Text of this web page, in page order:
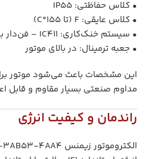
• کلاس حفاظتی: IP55
• کلاس عایقی: F (تا 155°C)
• سیستم خنک‌کاری: IC411 – فن‌دار با تهویه سطحی
• جعبه ترمینال: در بالای موتور
این مشخصات باعث می‌شود موتور
مداوم صنعتی بسیار مقاوم و قابل
راندمان و کیفیت انرژی